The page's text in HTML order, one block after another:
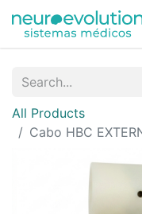
All Products
Cabo HBC